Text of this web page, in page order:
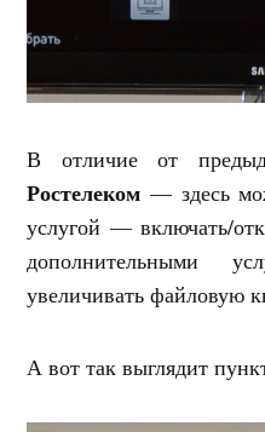
В отличие от
Ростелеком — здесь
услугой — включать/
дополнительными
увеличивать файловую
А вот так выглядит